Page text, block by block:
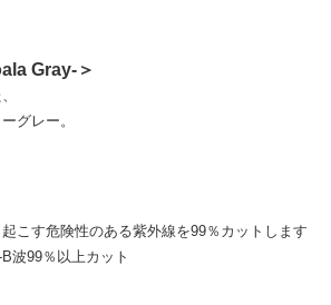
Gray-＞
グレー。
こす危険性のある紫外線を99％カットします
波99％以上カット